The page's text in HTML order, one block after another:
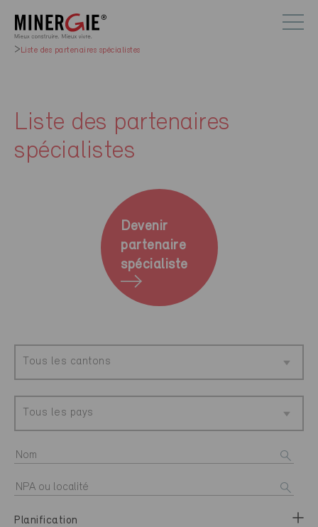
Liste des partenaires spécialistes
Liste des partenaires
spécialistes
Devenir
partenaire
spécialiste
Tous les cantons
Tous les pays
Planification